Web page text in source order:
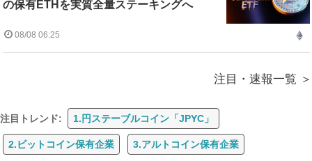
の保有ETHを実質全量ステーキングへ
08/08 06:25
注目・速報一覧
注目トレンド: 1.円ステーブルコイン「JPYC」
2.ビットコイン保有企業 3.アルトコイン保有企業